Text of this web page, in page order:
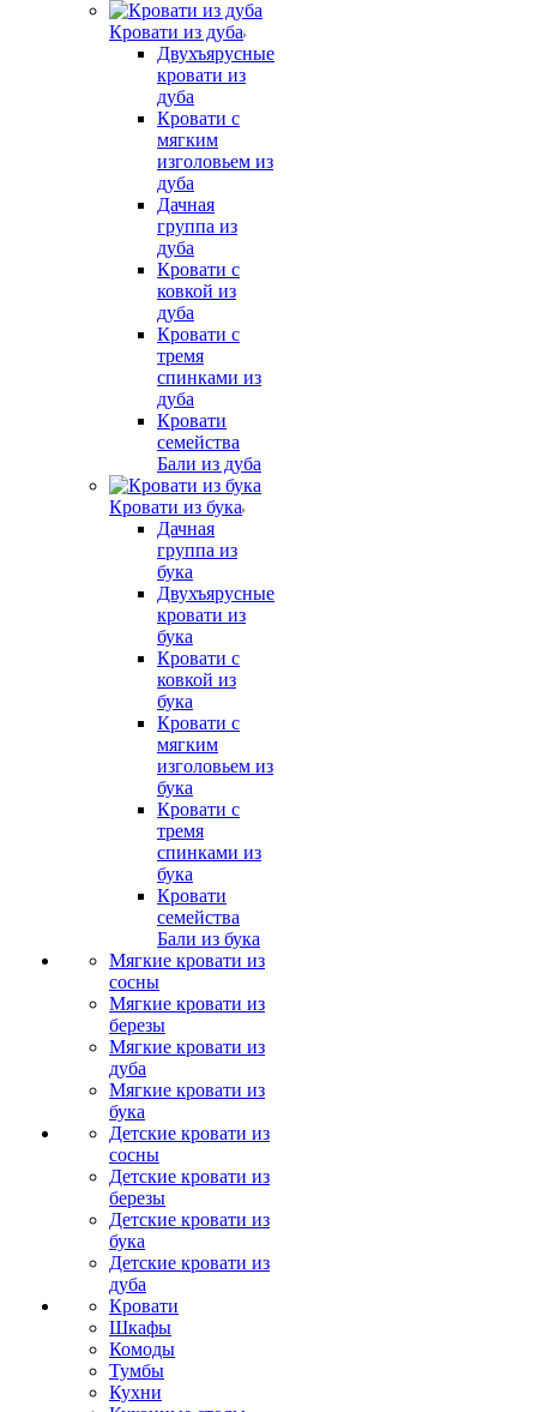
Кровати из дуба
Двухъярусные
кровати из
дуба
Кровати с
мягким
изголовьем из
дуба
Дачная
группа из
дуба
Кровати с
ковкой из
дуба
Кровати с
тремя
спинками из
дуба
Кровати
семейства
Бали из дуба
Кровати из бука
Дачная
группа из
бука
Двухъярусные
кровати из
бука
Кровати с
ковкой из
бука
Кровати с
мягким
изголовьем из
бука
Кровати с
тремя
спинками из
бука
Кровати
семейства
Бали из бука
Мягкие кровати из
сосны
Мягкие кровати из
березы
Мягкие кровати из
дуба
Мягкие кровати из
бука
Детские кровати из
сосны
Детские кровати из
березы
Детские кровати из
бука
Детские кровати из
дуба
Кровати
Шкафы
Комоды
Тумбы
Кухни